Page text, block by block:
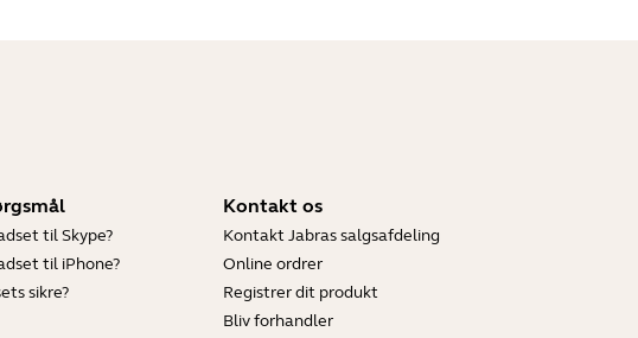
til Skype?
til iPhone?
sikre?
Kontakt os
Kontakt Jabras salgsafdeling
Online ordrer
Registrer dit produkt
Bliv forhandler